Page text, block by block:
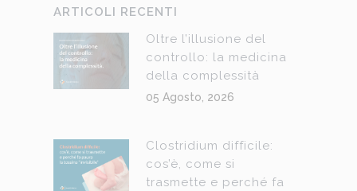
ARTICOLI RECENTI
Oltre l’illusione del
controllo: la medicina
della complessità
05 Agosto, 2026
Clostridium difficile:
cos’è, come si
trasmette e perché fa